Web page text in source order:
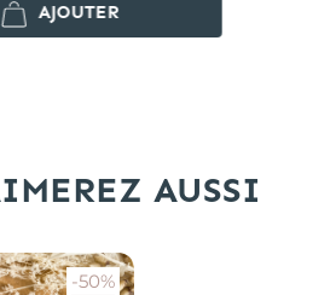
AJOUTER
AUSSI
-50%